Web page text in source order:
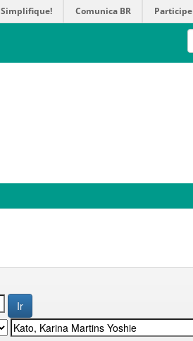
Simplifique! Comunica BR Participe